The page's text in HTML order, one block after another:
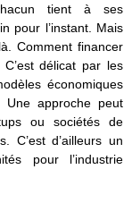
tient à ses
pour l’instant. Mais
Comment financer
délicat par les
économiques
approche peut
ou sociétés de
C’est d’ailleurs un
pour l’industrie